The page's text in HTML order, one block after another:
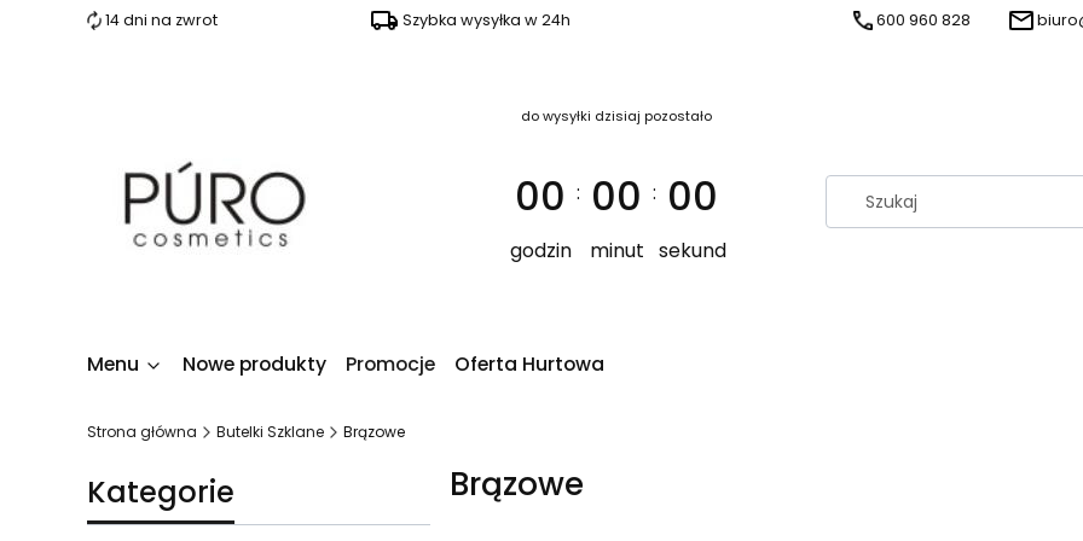
14 dni na zwrot Szybka wysyłka w 24h 600 960 828
do wysyłki dzisiaj pozostało
00
godzin
: 00
minut
: 00
sekund
Menu Nowe produkty Promocje Oferta Hurtowa
Strona główna Butelki Szklane Brązowe
Kategorie Brązowe